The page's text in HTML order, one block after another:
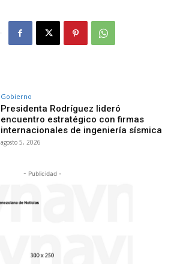
Gobierno
Presidenta Rodríguez lideró
encuentro estratégico con firmas
internacionales de ingeniería sísmica
agosto 5, 2026
- Publicidad -